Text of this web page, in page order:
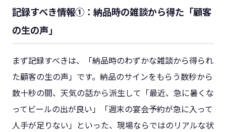
記録すべき情報①：納品時の雑談から得た「顧客
の生の声」
まず記録すべきは、「納品時のわずかな雑談から得られ
た顧客の生の声」です。納品のサインをもらう数秒から
数十秒の間、天気の話から派生して「最近、急に暑くな
ってビールの出が良い」「週末の宴会予約が急に入って
人手が足りない」といった、現場ならではのリアルな状